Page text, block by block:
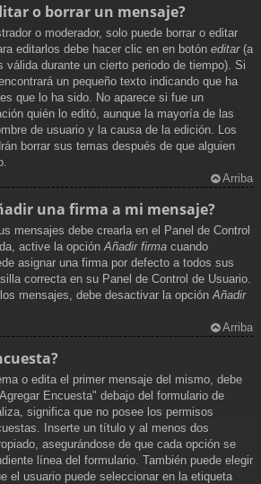
o borrar un mensaje?
o moderador, solo puede borrar o editar
editarlos debe hacer clic en en botón editar(a
durante un cierto periodo de tiempo). Si
un pequeño texto indicando que ha
que lo ha sido. No aparece si fue un
quién lo editó, aunque la mayoría de las
de usuario y la causa de la edición. Los
borrar sus temas después de que alguien
Arriba
una firma a mi mensaje?
mensajes debe crearla en el Panel de Control
active la opción Añadir firma cuando
asignar una firma por defecto a todos sus
correcta en su Panel de Control de Usuario.
mensajes, debe desactivar la opción Añadir
Arriba
o edita el primer mensaje del mismo, debe
Encuesta" debajo del formulario de
significa que no posee los permisos
Inserte un título y al menos dos
asegurándose de que cada opción se
línea del formulario. También puede elegir
el usuario puede seleccionar en la etiqueta